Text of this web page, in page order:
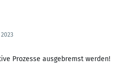
Prozesse ausgebremst werden!